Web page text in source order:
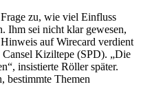
zu, wie viel Einfluss
Ihm sei nicht klar gewesen,
auf Wirecard verdient
Cansel Kiziltepe (SPD). „Die
insistierte Röller später.
bestimmte Themen